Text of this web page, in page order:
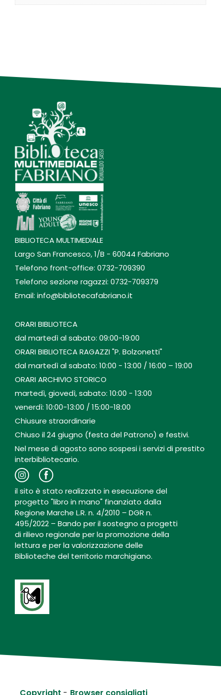
BIBLIOTECA MULTIMEDIALE
Largo San Francesco, 1/B - 60044 Fabriano
Telefono front-office: 0732-709390
Telefono sezione ragazzi: 0732-709379
Email: info@bibliotecafabriano.it
ORARI BIBLIOTECA
dal martedì al sabato: 09:00-19:00
ORARI BIBLIOTECA RAGAZZI "P. Bolzonetti"
dal martedì al sabato: 10:00 - 13:00 / 16:00 – 19:00
ORARI ARCHIVIO STORICO
martedì, giovedì, sabato: 10:00 - 13:00
venerdì: 10:00-13:00 / 15:00-18:00
Chiusure straordinarie
Chiuso il 24 giugno (festa del Patrono) e festivi.
Nel mese di agosto sono sospesi i servizi di prestito
interbibliotecario.
il sito è stato realizzato in esecuzione del
progetto "libro in mano" finanziato dalla
Regione Marche L.R. n. 4/2010 – DGR n.
495/2022 – Bando per il sostegno a progetti
di rilievo regionale per la promozione della
lettura e per la valorizzazione delle
Biblioteche del territorio marchigiano.